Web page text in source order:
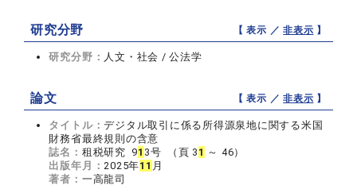
研究分野 【 表示 ／非表示 】
研究分野： 人文・社会 / 公法学
論文 【 表示 ／非表示 】
タイトル：デジタル取引に係る所得源泉地に関する米国
財務省最終規則の含意
誌名： 租税研究 91 3号 （頁 3 1 ～ 46）
出版年月：2025年1 1 月
著者： 一高龍司